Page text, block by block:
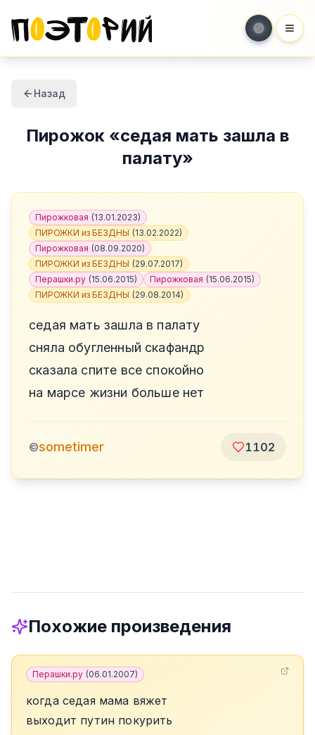
Назад
Пирожок «седая мать зашла в
палату»
Пирожковая (13.01.2023)
ПИРОЖКИ из БЕЗДНЫ (13.02.2022)
Пирожковая (08.09.2020)
ПИРОЖКИ из БЕЗДНЫ (29.07.2017)
Перашки.ру (15.06.2015) Пирожковая (15.06.2015)
ПИРОЖКИ из БЕЗДНЫ (29.08.2014)
седая мать зашла в палату
сняла обугленный скафандр
сказала спите все спокойно
на марсе жизни больше нет
©sometimer 1102
Похожие произведения
Перашки.ру (06.01.2007)
когда седая мама вяжет
выходит путин покурить